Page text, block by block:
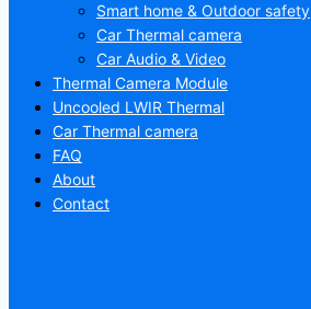
Smart home & Outdoor safety
Car Thermal camera
Car Audio & Video
Thermal Camera Module
Uncooled LWIR Thermal
Car Thermal camera
FAQ
About
Contact